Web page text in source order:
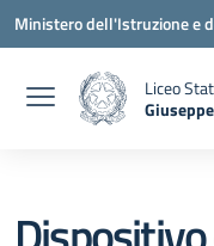
Vai ai contenuti
Vai al menu di navigazione
Vai al footer
Ministero dell'Istruzione e
Liceo